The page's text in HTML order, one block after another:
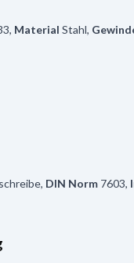
, Material Stahl,
, DIN Norm 7603,